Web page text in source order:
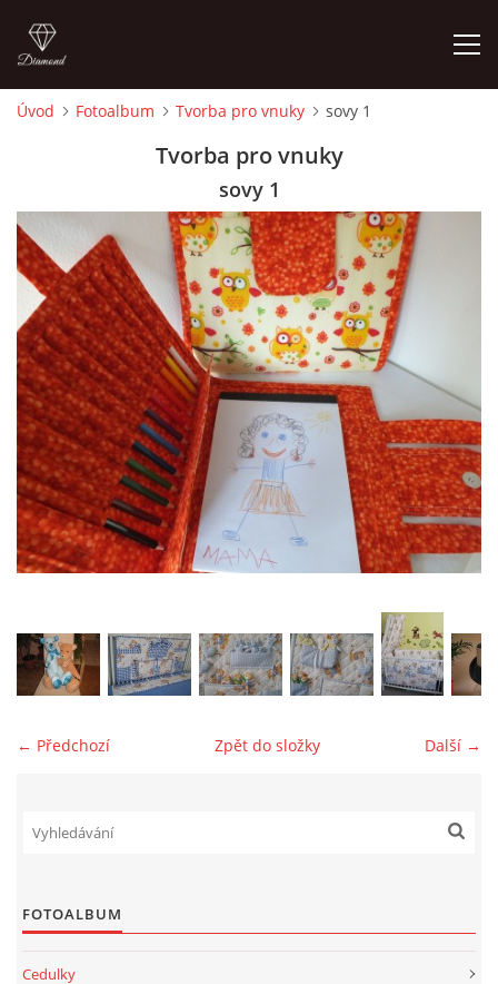
CEDULKY
MOJE POSLEDNÍ PRÁCE
jk-laguna@seznam.cz
Úvod Fotoalbum Tvorba pro vnuky sovy 1
Tvorba pro vnuky
sovy 1
← Předchozí Další →
Zpět do složky
FOTOALBUM
Cedulky